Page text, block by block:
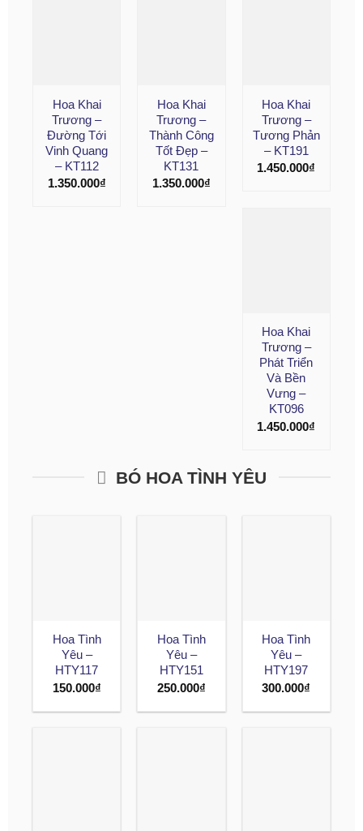
Hoa Khai
Trương –
Đường Tới
Vinh Quang
– KT112
1.350.000₫
Hoa Khai
Trương –
Thành Công
Tốt Đẹp –
KT131
1.350.000₫
Hoa Khai
Trương –
Tương Phản
– KT191
1.450.000₫
Hoa Khai
Trương –
Phát Triển
Và Bền
Vưng –
KT096
1.450.000₫
BÓ HOA TÌNH YÊU
Hoa Tình
Yêu –
HTY117
150.000₫
Hoa Tình
Yêu –
HTY151
250.000₫
Hoa Tình
Yêu –
HTY197
300.000₫